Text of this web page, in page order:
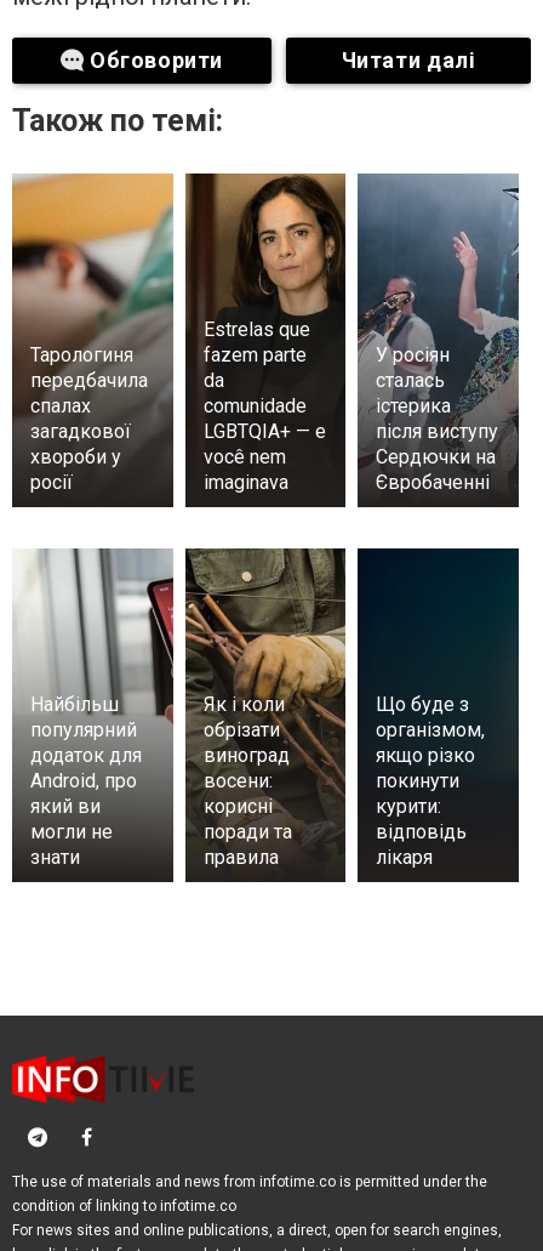
Обговорити Читати далі
Також по темі:
Тарологиня
передбачила
спалах
загадкової
хвороби у
росії
Estrelas que
fazem parte
da
comunidade
LGBTQIA+ — e
você nem
imaginava
У росіян
сталась
істерика
після виступу
Сердючки на
Євробаченні
Найбільш
популярний
додаток для
Android, про
який ви
могли не
знати
Як і коли
обрізати
виноград
восени:
корисні
поради та
правила
Що буде з
організмом,
якщо різко
покинути
курити:
відповідь
лікаря
The use of materials and news from infotime.co is permitted under the
condition of linking to infotime.co
For news sites and online publications, a direct, open for search engines,